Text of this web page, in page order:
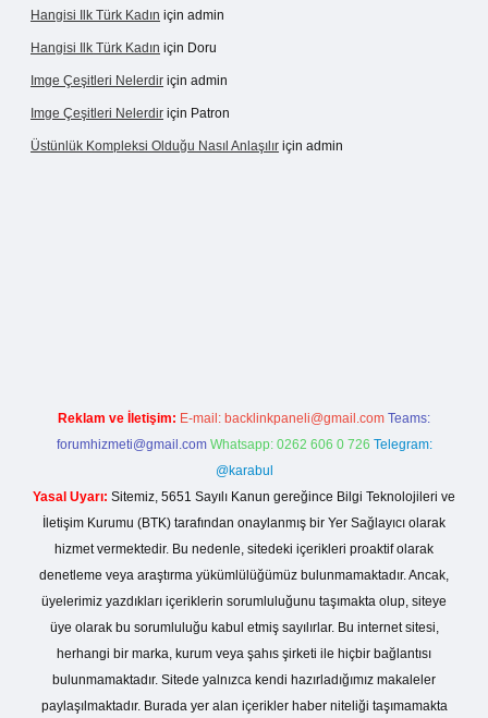
Hangisi Ilk Türk Kadın için admin
Hangisi Ilk Türk Kadın için Doru
Imge Çeşitleri Nelerdir için admin
Imge Çeşitleri Nelerdir için Patron
Üstünlük Kompleksi Olduğu Nasıl Anlaşılır için admin
Reklam ve İletişim: E-mail: backlinkpaneli@gmail.com Teams:
forumhizmeti@gmail.com Whatsapp: 0262 606 0 726 Telegram:
@karabul
Yasal Uyarı: Sitemiz, 5651 Sayılı Kanun gereğince Bilgi Teknolojileri ve
İletişim Kurumu (BTK) tarafından onaylanmış bir Yer Sağlayıcı olarak
hizmet vermektedir. Bu nedenle, sitedeki içerikleri proaktif olarak
denetleme veya araştırma yükümlülüğümüz bulunmamaktadır. Ancak,
üyelerimiz yazdıkları içeriklerin sorumluluğunu taşımakta olup, siteye
üye olarak bu sorumluluğu kabul etmiş sayılırlar. Bu internet sitesi,
herhangi bir marka, kurum veya şahıs şirketi ile hiçbir bağlantısı
bulunmamaktadır. Sitede yalnızca kendi hazırladığımız makaleler
paylaşılmaktadır. Burada yer alan içerikler haber niteliği taşımamakta